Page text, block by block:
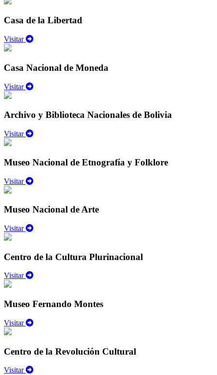
Casa de la Libertad
Visitar
Casa Nacional de Moneda
Visitar
Archivo y Biblioteca Nacionales de Bolivia
Visitar
Museo Nacional de Etnografía y Folklore
Visitar
Museo Nacional de Arte
Visitar
Centro de la Cultura Plurinacional
Visitar
Museo Fernando Montes
Visitar
Centro de la Revolución Cultural
Visitar